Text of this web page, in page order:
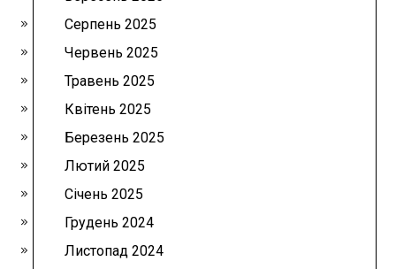
Серпень 2025
Червень 2025
Травень 2025
Квітень 2025
Березень 2025
Лютий 2025
Січень 2025
Грудень 2024
Листопад 2024